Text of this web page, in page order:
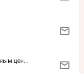
tach *Всё для ремонта по отличным ценам*